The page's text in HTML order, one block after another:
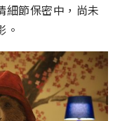
細節保密中，尚未
。